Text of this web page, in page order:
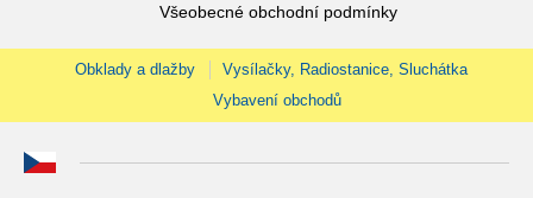
Všeobecné obchodní podmínky
Obklady a dlažby
Vysílačky, Radiostanice, Sluchátka
Vybavení obchodů